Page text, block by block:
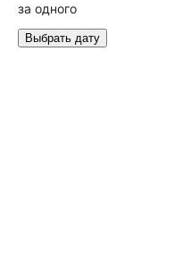
за одного
Выбрать дату